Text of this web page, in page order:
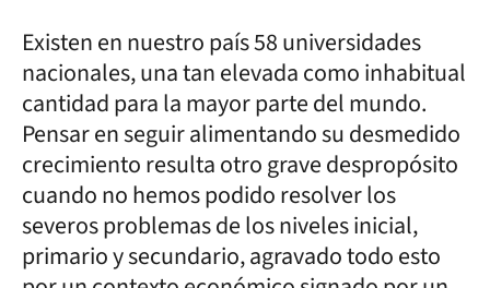
Existen en nuestro país 58 universidades
nacionales, una tan elevada como inhabitual
cantidad para la mayor parte del mundo.
Pensar en seguir alimentando su desmedido
crecimiento resulta otro grave despropósito
cuando no hemos podido resolver los
severos problemas de los niveles inicial,
primario y secundario, agravado todo esto